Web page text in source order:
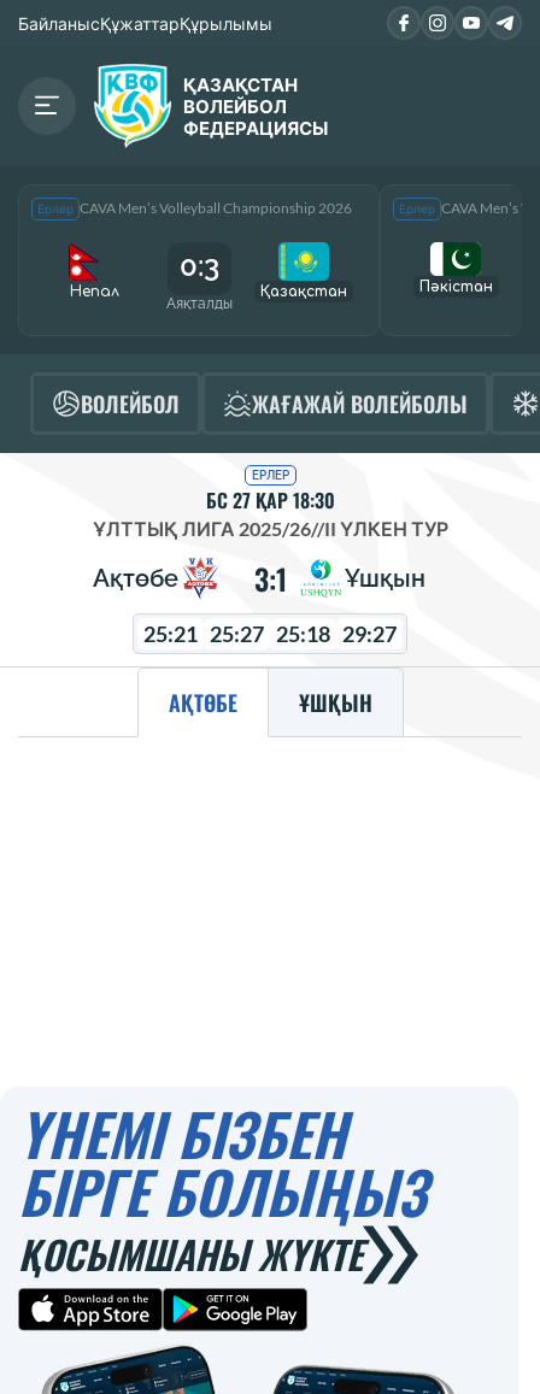
БайланысҚұжаттарҚұрылымы
ҚАЗАҚСТАН
ВОЛЕЙБОЛ
ФЕДЕРАЦИЯСЫ
Ерлер CAVA Men’s Volleyball Championship 2026
Непал
0:3
Аяқталды
Қазақcтан
Ерлер CAVA Men’s
Пәкістан
ВОЛЕЙБОЛ ЖАҒАЖАЙ ВОЛЕЙБОЛЫ
ЕРЛЕР
БС 27 ҚАР 18:30
ҰЛТТЫҚ ЛИГА 2025/26//II ҮЛКЕН ТУР
Ақтөбе 3:1 Ұшқын
25:21 25:27 25:18 29:27
АҚТӨБЕ ҰШҚЫН
ҮНЕМІ БІЗБЕН
БІРГЕ БОЛЫҢЫЗ
ҚОСЫМШАНЫ ЖҮКТЕ